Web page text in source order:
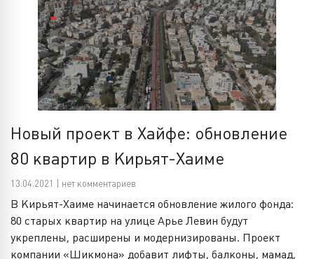
Новый проект в Хайфе: обновление
80 квартир в Кирьят-Хаиме
13.04.2021 | нет комментариев
В Кирьят-Хаиме начинается обновление жилого фонда:
80 старых квартир на улице Арье Левин будут
укреплены, расширены и модернизированы. Проект
компании «Шикмона» добавит лифты, балконы, мамад,